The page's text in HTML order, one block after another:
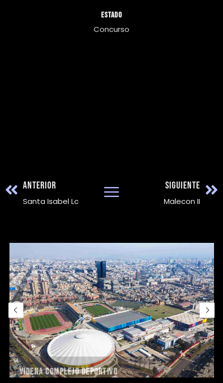
Estado
Concurso
ANTERIOR
Santa Isabel Lobby
SIGUIENTE
Malecon II
Videna Complejo Deportivo